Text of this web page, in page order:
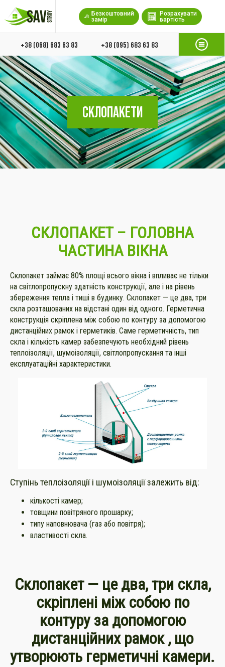
Безкоштовний
замір
Розрахувати
вартість
+38 (068) 683 63 83 +38 (095) 683 63 83
СКЛОПАКЕТИ
СКЛОПАКЕТ – ГОЛОВНА
ЧАСТИНА ВІКНА
Склопакет займає 80% площі всього вікна і впливає не тільки
на світлопропускну здатність конструкції, але і на рівень
збереження тепла і тиші в будинку. Склопакет — це два, три
скла розташованих на відстані один від одного. Герметична
конструкція скріплена між собою по контуру за допомогою
дистанційних рамок і герметиків. Саме герметичність, тип
скла і кількість камер забезпечують необхідний рівень
теплоізоляції, шумоізоляції, світлопропускання та інші
експлуатаційні характеристики.
Ступінь теплоізоляції і шумоізоляції залежить від:
кількості камер;
товщини повітряного прошарку;
типу наповнювача (газ або повітря);
властивості скла.
Склопакет — це два, три скла,
скріплені між собою по
контуру за допомогою
дистанційних рамок , що
утворюють герметичні камери.